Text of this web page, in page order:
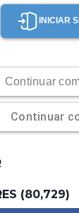
INICIAR
Continuar
Continuar
(80,729)